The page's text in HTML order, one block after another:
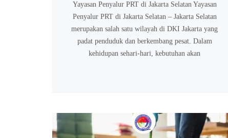
Yayasan Penyalur PRT di Jakarta Selatan Yayasan
Penyalur PRT di Jakarta Selatan – Jakarta Selatan
merupakan salah satu wilayah di DKI Jakarta yang
padat penduduk dan berkembang pesat. Dalam
kehidupan sehari-hari, kebutuhan akan